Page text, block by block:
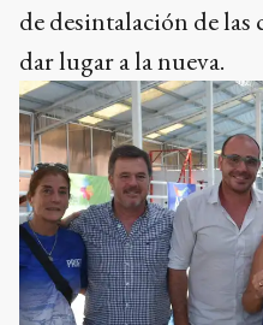
de desintalación de las
dar lugar a la nueva.